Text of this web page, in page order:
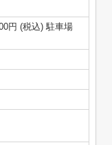
円 (税込) 駐車場